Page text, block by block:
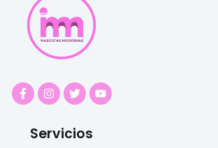
Servicios